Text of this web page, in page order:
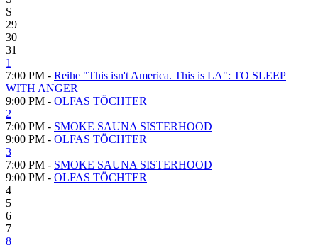
S
29
30
31
1
7:00 PM - Reihe "This isn't America. This is LA": TO SLEEP
WITH ANGER
9:00 PM - OLFAS TÖCHTER
2
7:00 PM - SMOKE SAUNA SISTERHOOD
9:00 PM - OLFAS TÖCHTER
3
7:00 PM - SMOKE SAUNA SISTERHOOD
9:00 PM - OLFAS TÖCHTER
4
5
6
7
8